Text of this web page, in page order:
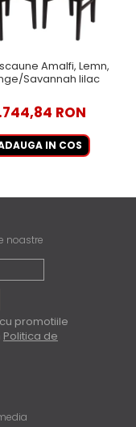
Amalfi, Lemn,
Savannah lilac
RON
IN COS
noastre
promotiile
Politica de